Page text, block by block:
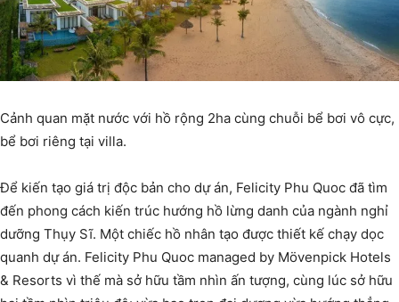
Cảnh quan mặt nước với hồ rộng 2ha cùng chuỗi bể bơi vô cực,
bể bơi riêng tại villa.
Để kiến tạo giá trị độc bản cho dự án, Felicity Phu Quoc đã tìm
đến phong cách kiến trúc hướng hồ lừng danh của ngành nghỉ
dưỡng Thụy Sĩ. Một chiếc hồ nhân tạo được thiết kế chạy dọc
quanh dự án. Felicity Phu Quoc managed by Mövenpick Hotels
& Resorts vì thế mà sở hữu tầm nhìn ấn tượng, cùng lúc sở hữu